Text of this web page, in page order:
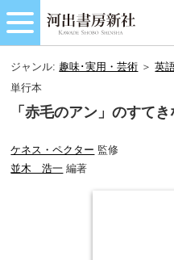
ジャンル: 趣味･実用・芸術 ＞英
単行本
「赤毛のアン」のすて
ケネス・ペクター 監修
並木 浩一 編著